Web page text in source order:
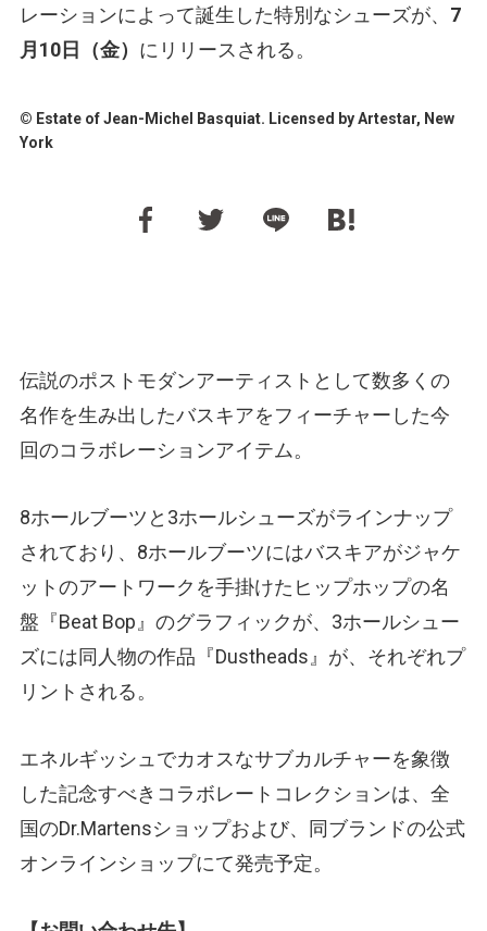
レーションによって誕生した特別なシューズが、 7
月10日（金） にリリースされる。
© Estate of Jean-Michel Basquiat. Licensed by Artestar, New
York
伝説のポストモダンアーティストとして数多くの
名作を生み出したバスキアをフィーチャーした今
回のコラボレーションアイテム。
8ホールブーツと3ホールシューズがラインナップ
されており、8ホールブーツにはバスキアがジャケ
ットのアートワークを手掛けたヒップホップの名
盤『Beat Bop』のグラフィックが、3ホールシュー
ズには同人物の作品『Dustheads』が、それぞれプ
リントされる。
エネルギッシュでカオスなサブカルチャーを象徴
した記念すべきコラボレートコレクションは、全
国のDr.Martensショップおよび、同ブランドの公式
オンラインショップにて発売予定。